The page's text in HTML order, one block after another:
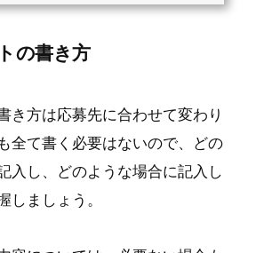
の書き方
き方は応募先に合わせて変わり
全て書く必要はないので、どの
入し、どのような場合に記入し
しましょう。